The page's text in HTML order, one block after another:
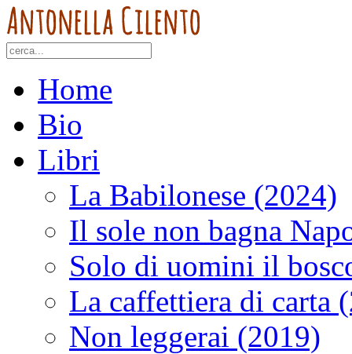
Home
Bio
Libri
La Babilonese (2024)
Il sole non bagna
Solo di uomini il
La caffettiera di carta
Non leggerai (2019)